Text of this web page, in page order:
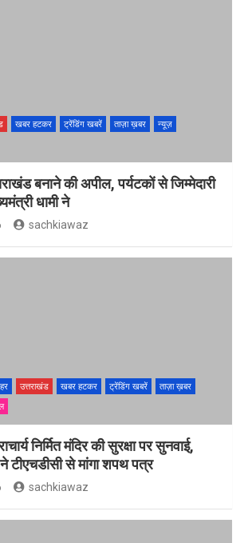
खबर हटकर ट्रेंडिंग खबरें ताज़ा ख़बर
न्यूज़
बनाने की अपील, पर्यटकों से जिम्मेदारी
धामी ने
sachkiawaz
उत्तराखंड खबर हटकर ट्रेंडिंग खबरें
ताज़ा ख़बर
निर्मित मंदिर की सुरक्षा पर सुनवाई,
ने टीएचडीसी से मांगा शपथ पत्र
sachkiawaz